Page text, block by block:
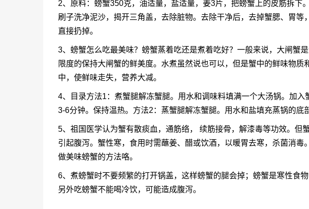
2、原料：螃蟹350克，油适量，盐适量，姜3片，把螃蟹上的皮筋拆下
刷子洗净泥沙，揭开三角盖，去除脏物。去除干净后，去掉蟹腮、胃等
直接扔掉。
3、螃蟹怎么吃最美味？螃蟹蒸着吃还是煮着吃好？一般来说，大闸蟹
限度的保持大闸蟹的鲜美度。水煮虽然说也可以，但是蟹中的鲜味物质
中，使鲜味走失，营养大减。
4、目录方法1：煮蟹腿解冻蟹腿。用水和调味料填满一个大汤锅。加入
3-6分钟。保持温热。方法2：蒸蟹腿解冻蟹腿。用水和盐填充蒸锅的底
5、祖国医学认为蟹有散痰血，通筋络， 续筋接骨，解漆毒等功效。但
引起腹泻。蟹性寒，食用时需蘸姜、醋或饮酒，以暖胃去寒，杀菌消毒
做美味螃蟹的方法咯。
6、煮螃蟹时不要频繁的打开锅盖，这样螃蟹的腿会掉；螃蟹是寒性食物
另外吃螃蟹不能喝冷饮，可能造成腹泻。